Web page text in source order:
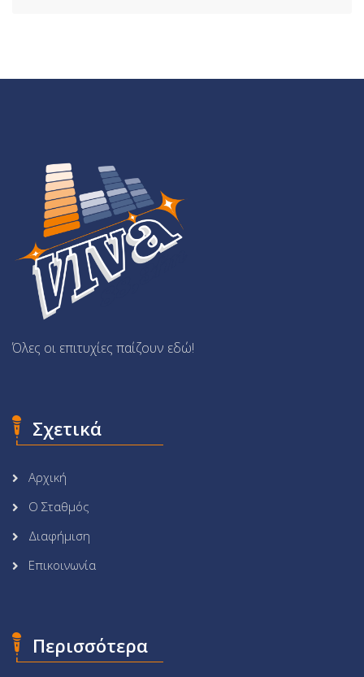
Όλες οι επιτυχίες παίζουν εδώ!
Σχετικά
Αρχική
Ο Σταθμός
Διαφήμιση
Επικοινωνία
Περισσότερα